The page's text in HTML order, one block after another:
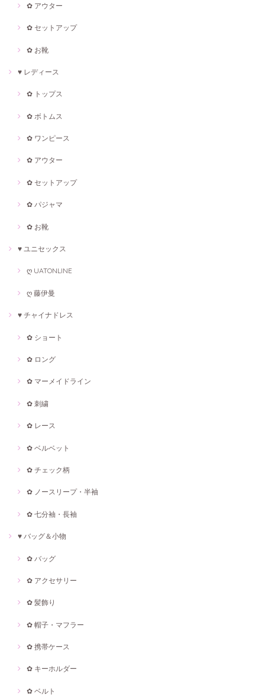
✿ アウター
✿ セットアップ
✿ お靴
♥ レディース
✿ トップス
✿ ボトムス
✿ ワンピース
✿ アウター
✿ セットアップ
✿ パジャマ
✿ お靴
♥ ユニセックス
ღ UATONLINE
ღ 藤伊曼
♥ チャイナドレス
✿ ショート
✿ ロング
✿ マーメイドライン
✿ 刺繍
✿ レース
✿ ベルベット
✿ チェック柄
✿ ノースリープ・半袖
✿ 七分袖・長袖
♥ バッグ＆小物
✿ バッグ
✿ アクセサリー
✿ 髪飾り
✿ 帽子・マフラー
✿ 携帯ケース
✿ キーホルダー
✿ ベルト